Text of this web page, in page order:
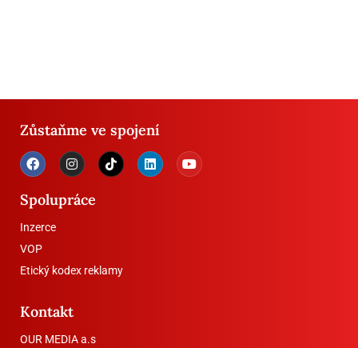
Zůstaňme ve spojení
Spolupráce
Inzerce
VOP
Etický kodex reklamy
Kontakt
OUR MEDIA a.s